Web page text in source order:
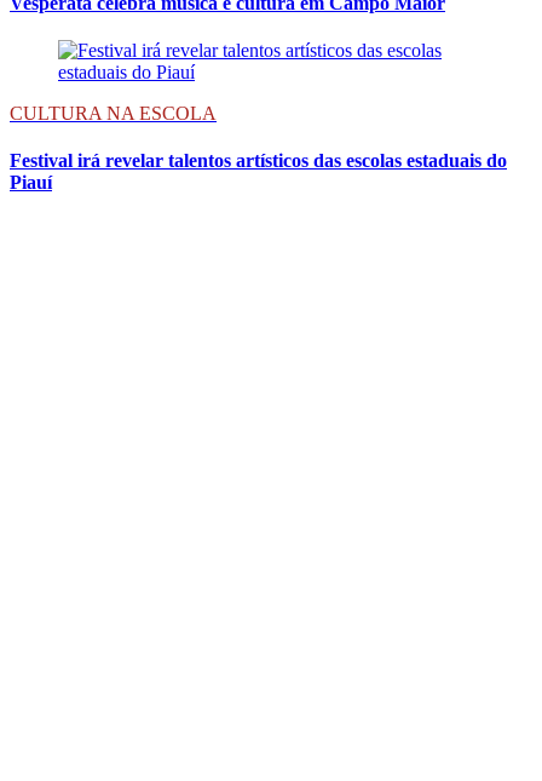
CULTURA NA ESCOLA
Festival irá revelar talentos artísticos das escolas estaduais do
Piauí